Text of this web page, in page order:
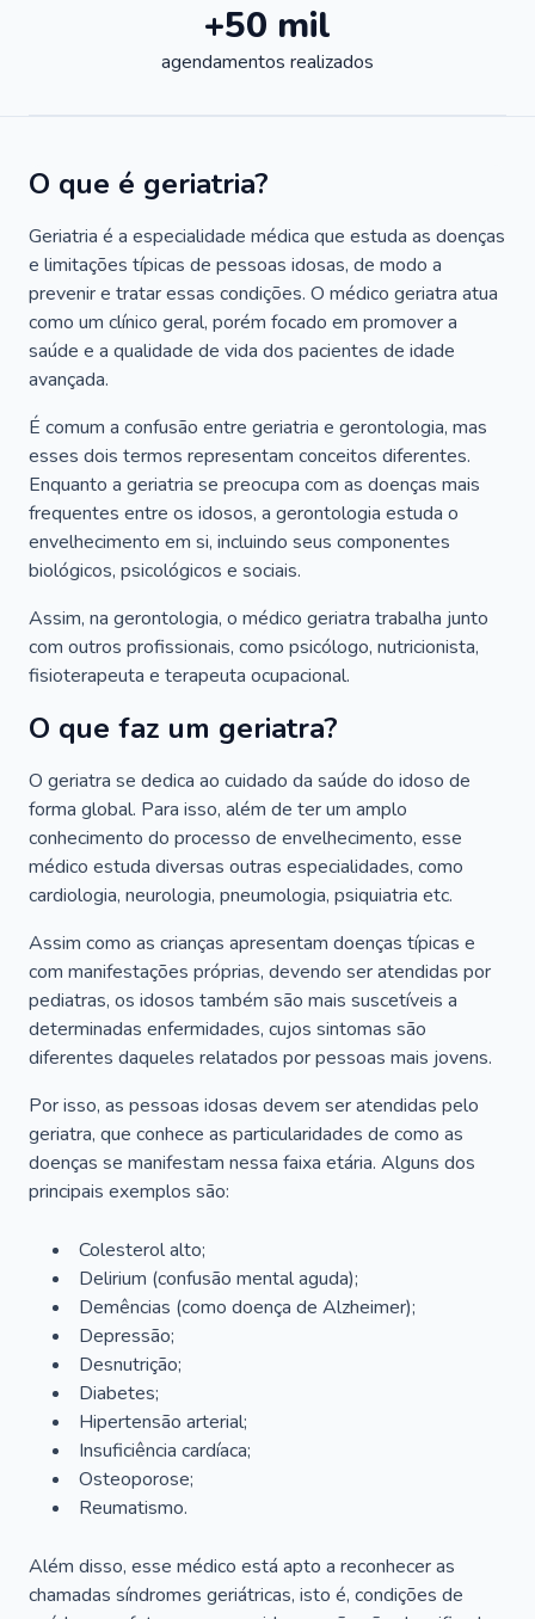
+50 mil
agendamentos realizados
O que é geriatria?
Geriatria é a especialidade médica que estuda as doenças
e limitações típicas de pessoas idosas, de modo a
prevenir e tratar essas condições. O médico geriatra atua
como um clínico geral, porém focado em promover a
saúde e a qualidade de vida dos pacientes de idade
avançada.
É comum a confusão entre geriatria e gerontologia, mas
esses dois termos representam conceitos diferentes.
Enquanto a geriatria se preocupa com as doenças mais
frequentes entre os idosos, a gerontologia estuda o
envelhecimento em si, incluindo seus componentes
biológicos, psicológicos e sociais.
Assim, na gerontologia, o médico geriatra trabalha junto
com outros profissionais, como psicólogo, nutricionista,
fisioterapeuta e terapeuta ocupacional.
O que faz um geriatra?
O geriatra se dedica ao cuidado da saúde do idoso de
forma global. Para isso, além de ter um amplo
conhecimento do processo de envelhecimento, esse
médico estuda diversas outras especialidades, como
cardiologia, neurologia, pneumologia, psiquiatria etc.
Assim como as crianças apresentam doenças típicas e
com manifestações próprias, devendo ser atendidas por
pediatras, os idosos também são mais suscetíveis a
determinadas enfermidades, cujos sintomas são
diferentes daqueles relatados por pessoas mais jovens.
Por isso, as pessoas idosas devem ser atendidas pelo
geriatra, que conhece as particularidades de como as
doenças se manifestam nessa faixa etária. Alguns dos
principais exemplos são:
Colesterol alto;
Delirium (confusão mental aguda);
Demências (como doença de Alzheimer);
Depressão;
Desnutrição;
Diabetes;
Hipertensão arterial;
Insuficiência cardíaca;
Osteoporose;
Reumatismo.
Além disso, esse médico está apto a reconhecer as
chamadas síndromes geriátricas, isto é, condições de